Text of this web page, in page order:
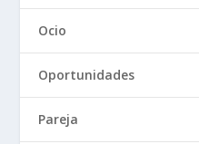
Ocio
Oportunidades
Pareja